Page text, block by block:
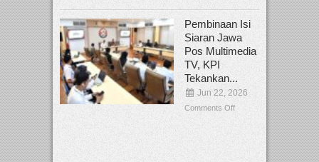
Pembinaan Isi
Siaran Jawa
Pos Multimedia
TV, KPI
Tekankan...
Jun 22, 2026
Comments Off